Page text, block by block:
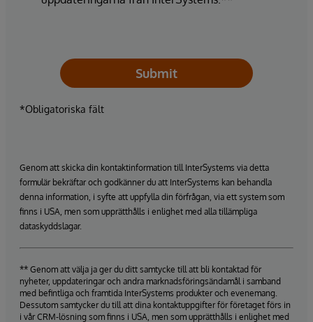
Submit
*Obligatoriska fält
Genom att skicka din kontaktinformation till InterSystems via detta
formulär bekräftar och godkänner du att InterSystems kan behandla
denna information, i syfte att uppfylla din förfrågan, via ett system som
finns i USA, men som upprätthålls i enlighet med alla tillämpliga
dataskyddslagar.
** Genom att välja ja ger du ditt samtycke till att bli kontaktad för
nyheter, uppdateringar och andra marknadsföringsändamål i samband
med befintliga och framtida InterSystems produkter och evenemang.
Dessutom samtycker du till att dina kontaktuppgifter för företaget förs in
i vår CRM-lösning som finns i USA, men som upprätthålls i enlighet med